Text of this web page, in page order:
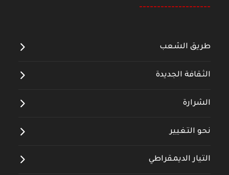
--------------------
طريق الشعب
الثقافة الجديدة
الشرارة
نحو التغيير
التيار الديمقراطي